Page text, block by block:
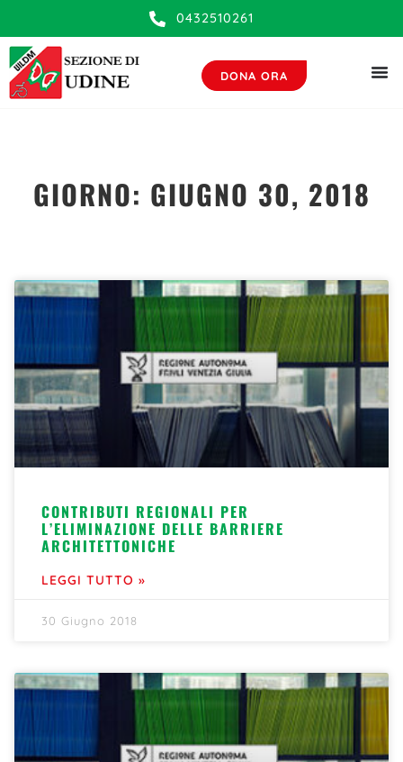
0432510261
DONA ORA
GIORNO: GIUGNO 30, 2018
CONTRIBUTI REGIONALI PER
L’ELIMINAZIONE DELLE BARRIERE
ARCHITETTONICHE
LEGGI TUTTO »
30 Giugno 2018